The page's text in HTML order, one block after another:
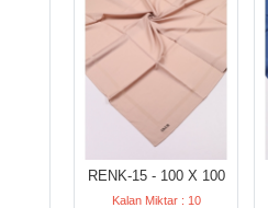
RENK-15 - 100 X 100
Kalan Miktar : 10